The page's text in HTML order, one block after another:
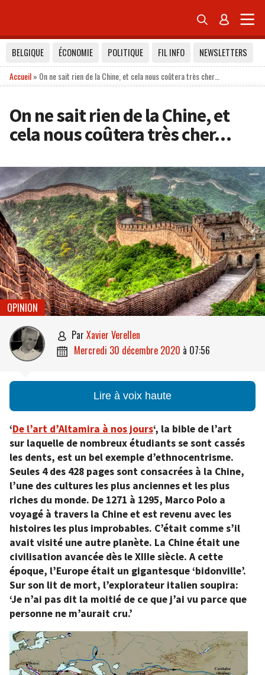
 
BELGIQUE ÉCONOMIE POLITIQUE FIL INFO
NEWSLETTERS
Accueil» On ne sait rien de la Chine, et cela nous coûtera très cher…
On ne sait rien de la Chine, et
cela nous coûtera très cher…
OPINION
 par Xavier Verellen
 mercredi 30 décembre 2020 à 07:56
Lire à voix haute
‘De l’art d’Altamira à nos jours‘, la bible de l’art
sur laquelle de nombreux étudiants se sont cassés
les dents, est un bel exemple d’ethnocentrisme.
Seules 4 des 428 pages sont consacrées à la Chine,
l’une des cultures les plus anciennes et les plus
riches du monde. De 1271 à 1295, Marco Polo a
voyagé à travers la Chine et est revenu avec les
histoires les plus improbables. C’était comme s’il
avait visité une autre planète. La Chine était une
civilisation avancée dès le XIIIe siècle. A cette
époque, l’Europe était un gigantesque ‘bidonville’.
Sur son lit de mort, l’explorateur italien soupira:
‘Je n’ai pas dit la moitié de ce que j’ai vu parce que
personne ne m’aurait cru.’